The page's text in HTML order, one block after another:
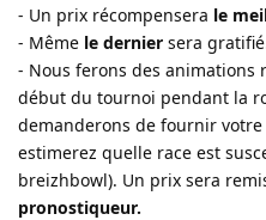
- Un prix récompensera le
- Même le dernier sera
- Nous ferons des
début du tournoi pendant la
demanderons de fournir votre
estimerez quelle race est
breizhbowl). Un prix sera
pronostiqueur.